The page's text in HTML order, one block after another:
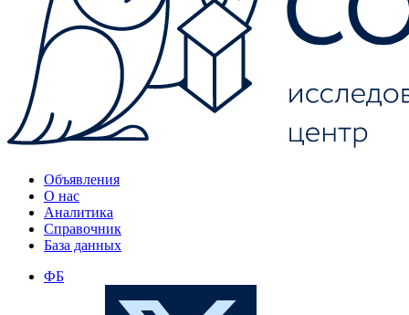
Объявления
О нас
Аналитика
Справочник
База данных
ФБ